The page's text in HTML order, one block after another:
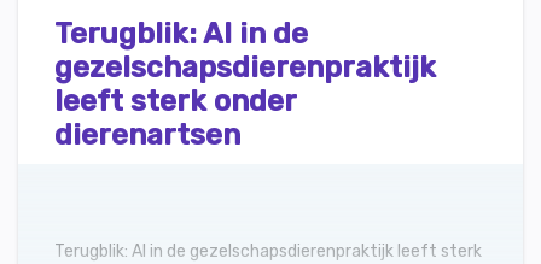
Terugblik: AI in de
gezelschapsdierenpraktijk
leeft sterk onder
dierenartsen
Terugblik: AI in de gezelschapsdierenpraktijk leeft sterk